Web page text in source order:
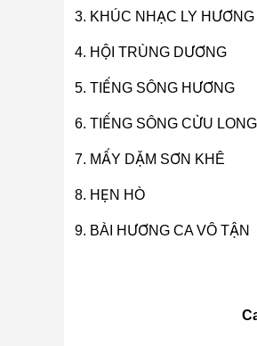
3. KHÚC NHẠC LY HƯƠNG
4. HỘI TRÙNG DƯƠNG
5. TIẾNG SÔNG HƯƠNG
6. TIẾNG SÔNG CỬU LONG
7. MẤY DẶM SƠN KHÊ
8. HẸN HÒ
9. BÀI HƯƠNG CA VÔ TẬN